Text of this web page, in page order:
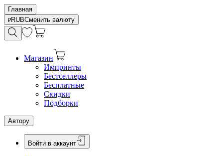
Главная
RUBСменить валюту
Магазин
Импринты
Бестселлеры
Бесплатные
Скидки
Подборки
Автору
Войти в аккаунт